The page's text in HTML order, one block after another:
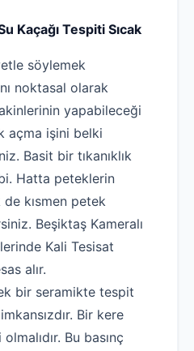
Kaçağı Tespiti Sıcak
söylemek
noktasal olarak
yapabileceği
açma işini belki
Basit bir tıkanıklık
Hatta peteklerin
kısmen petek
Beşiktaş Kameralı
Kali Tesisat
alır.
bir seramikte tespit
Bir kere
Bu basınç